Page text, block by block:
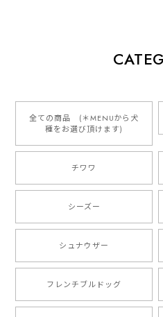
2026/01/16
とっても可愛くて、わんち
りやすくて最高です！ あり
ご縁がありましたら、また
全ての商品 (＊MENUから犬
種をお選び頂けます)
チワワ
シーズー
シュナウザー
フレンチブルドッグ